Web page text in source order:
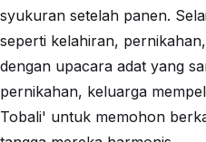
syukuran setelah panen.
seperti kelahiran,
dengan upacara adat yang
pernikahan, keluarga
Tobali' untuk memohon